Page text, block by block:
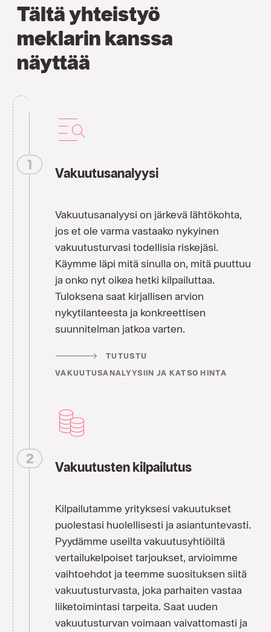
Tältä yhteistyö
meklarin kanssa
näyttää
Vakuutusanalyysi
Vakuutusanalyysi on järkevä lähtökohta,
jos et ole varma vastaako nykyinen
vakuutusturvasi todellisia riskejäsi.
Käymme läpi mitä sinulla on, mitä puuttuu
ja onko nyt oikea hetki kilpailuttaa.
Tuloksena saat kirjallisen arvion
nykytilanteesta ja konkreettisen
suunnitelman jatkoa varten.
TUTUSTU
VAKUUTUSANALYYSIIN JA KATSO HINTA
Vakuutusten kilpailutus
Kilpailutamme yrityksesi vakuutukset
puolestasi huolellisesti ja asiantuntevasti.
Pyydämme useilta vakuutusyhtiöiltä
vertailukelpoiset tarjoukset, arvioimme
vaihtoehdot ja teemme suosituksen siitä
vakuutusturvasta, joka parhaiten vastaa
liiketoimintasi tarpeita. Saat uuden
vakuutusturvan voimaan vaivattomasti ja